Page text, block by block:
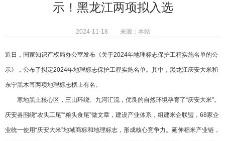
示！黑龙江两项拟入选
2024-11-18 来源：本站
近日，国家知识产权局办公室发布《关于2024年地理标志保护工程实施名单的公
示》，公布了拟定2024年地理标志保护工程实施名单。其中，黑龙江庆安大米和
东宁黑木耳两项地理标志榜上有名。
寒地黑土核心区，三山环绕、九河汇流，优良的自然环境孕育了“庆安大米”。
庆安县围绕“农头工尾”“粮头食尾”做文章，建设产业体系，组建米企联盟，68家企
业统一使用“庆安大米”地域商标和地理标志，形成核心竞争力。延伸稻米产业链，